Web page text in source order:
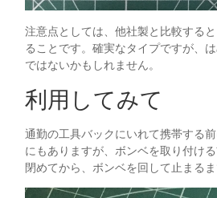
注意点としては、他社製と比較する
ることです。確実なタイプですが、
ではないかもしれません。
利用してみて
通勤の工具バックにいれて携帯する
にもありますが、ボンベを取り付け
閉めてから、ボンベを回して止まるま